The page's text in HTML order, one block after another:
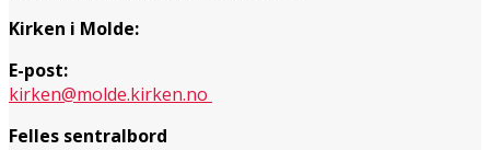
Kirken i Molde:
E-post:
kirken@molde.kirken.no
Felles sentralbord